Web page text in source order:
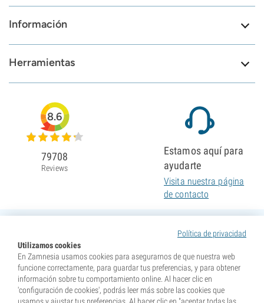
Información
Herramientas
Política de privacidad
Utilizamos cookies
En Zamnesia usamos cookies para asegurarnos de que nuestra web
funcione correctamente, para guardar tus preferencias, y para obtener
información sobre tu comportamiento online. Al hacer clic en
'configuración de cookies', podrás leer más sobre las cookies que
8.6
79708
Reviews
Estamos aquí para
ayudarte
Visita nuestra página
de contacto